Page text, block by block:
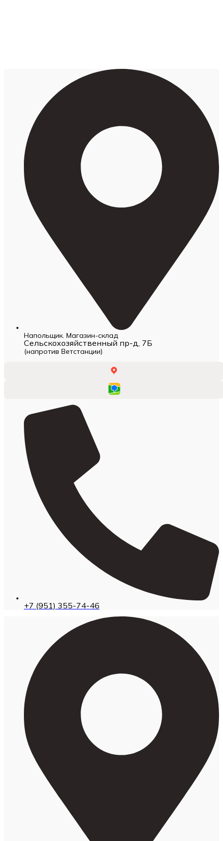
Напольщик. Магазин-склад
Сельскохозяйственный пр-д, 7Б
(напротив Ветстанции)
+7 (951) 355-74-46